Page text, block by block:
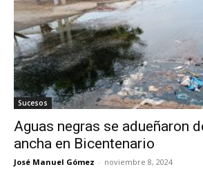
Sucesos
Aguas negras se adueñaron
ancha en Bicentenario
José Manuel Gómez - noviembre 8, 2024